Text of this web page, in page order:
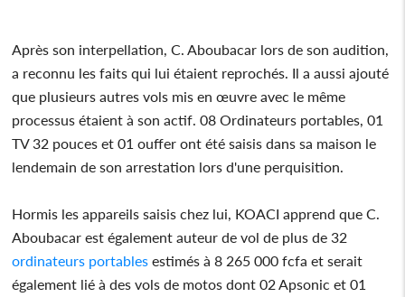
Après son interpellation, C. Aboubacar lors de son audition,
a reconnu les faits qui lui étaient reprochés. Il a aussi ajouté
que plusieurs autres vols mis en œuvre avec le même
processus étaient à son actif. 08 Ordinateurs portables, 01
TV 32 pouces et 01 ouffer ont été saisis dans sa maison le
lendemain de son arrestation lors d'une perquisition.
Hormis les appareils saisis chez lui, KOACI apprend que C.
Aboubacar est également auteur de vol de plus de 32
ordinateurs portables estimés à 8 265 000 fcfa et serait
également lié à des vols de motos dont 02 Apsonic et 01